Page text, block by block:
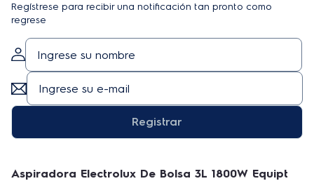
Regístrese para recibir una notificación tan pronto como
regrese
Registrar
Aspiradora Electrolux De Bolsa 3L 1800W Equipt